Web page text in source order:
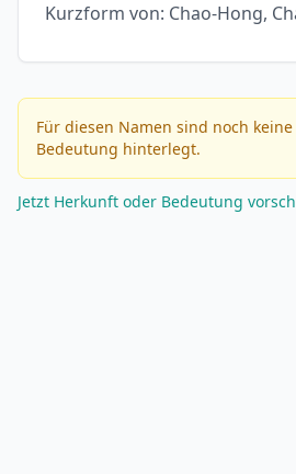
Kurzform von: Chao-Hong,
Für diesen Namen sind noch
Bedeutung hinterlegt.
Jetzt Herkunft oder Bedeutung